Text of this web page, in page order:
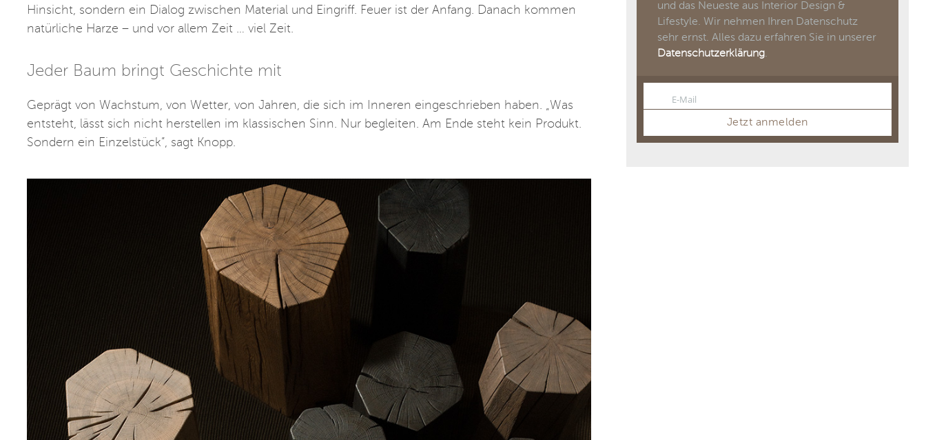
Hinsicht, sondern ein Dialog zwischen Material und Eingriff. Feuer ist der Anfang. Danach kommen
natürliche Harze – und vor allem Zeit … viel Zeit.
Jeder Baum bringt Geschichte mit
Geprägt von Wachstum, von Wetter, von Jahren, die sich im Inneren eingeschrieben haben. „Was
entsteht, lässt sich nicht herstellen im klassischen Sinn. Nur begleiten. Am Ende steht kein Produkt.
Sondern ein Einzelstück”, sagt Knopp.
und das Neueste aus Interior Design &
Lifestyle. Wir nehmen Ihren Datenschutz
sehr ernst. Alles dazu erfahren Sie in unserer
Datenschutzerklärung.
EmailE-Mail
Jetzt anmelden